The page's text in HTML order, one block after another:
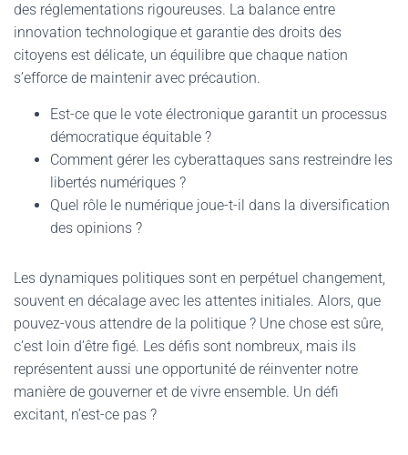
des réglementations rigoureuses. La balance entre
innovation technologique et garantie des droits des
citoyens est délicate, un équilibre que chaque nation
s’efforce de maintenir avec précaution.
Est-ce que le vote électronique garantit un processus
démocratique équitable ?
Comment gérer les cyberattaques sans restreindre les
libertés numériques ?
Quel rôle le numérique joue-t-il dans la diversification
des opinions ?
Les dynamiques politiques sont en perpétuel changement,
souvent en décalage avec les attentes initiales. Alors, que
pouvez-vous attendre de la politique ? Une chose est sûre,
c’est loin d’être figé. Les défis sont nombreux, mais ils
représentent aussi une opportunité de réinventer notre
manière de gouverner et de vivre ensemble. Un défi
excitant, n’est-ce pas ?